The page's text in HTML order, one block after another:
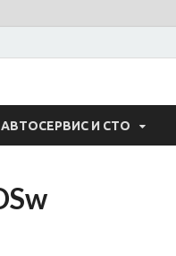
АВТОСЕРВИС И СТО